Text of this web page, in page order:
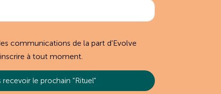
communications de la part d'Evolve
à tout moment.
recevoir le prochain "Rituel"